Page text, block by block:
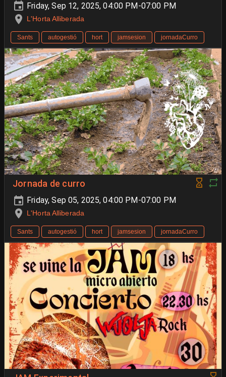
Friday, Sep 12, 2025, 04:00 PM-07:00 PM
L'Horta Alliberada
Sants autogestió hort jamsesion jornadaCurro
Jornada de curro
Friday, Sep 05, 2025, 04:00 PM-07:00 PM
L'Horta Alliberada
Sants autogestió hort jamsesion jornadaCurro